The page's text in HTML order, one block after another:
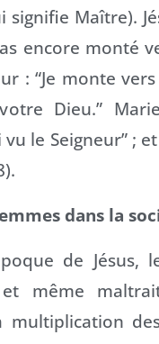
signifie Maître).
encore monté
: “Je monte
Dieu.”
vu le Seigneur” ;
dans la
de Jésus,
et même
multiplication